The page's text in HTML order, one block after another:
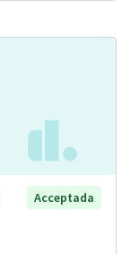
Acceptada